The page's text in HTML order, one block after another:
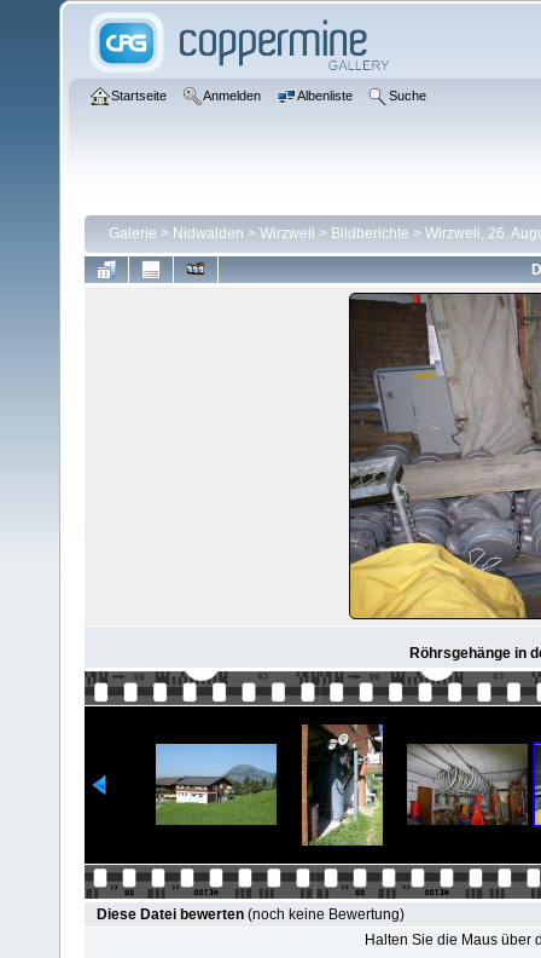
Startseite Anmelden Albenliste Suche
Galerie > Nidwalden > Wirzweli > Bildberichte > Wirzweli, 26.
Röhrsgehänge in
Diese Datei bewerten (noch keine Bewertung)
Halten Sie die Maus über